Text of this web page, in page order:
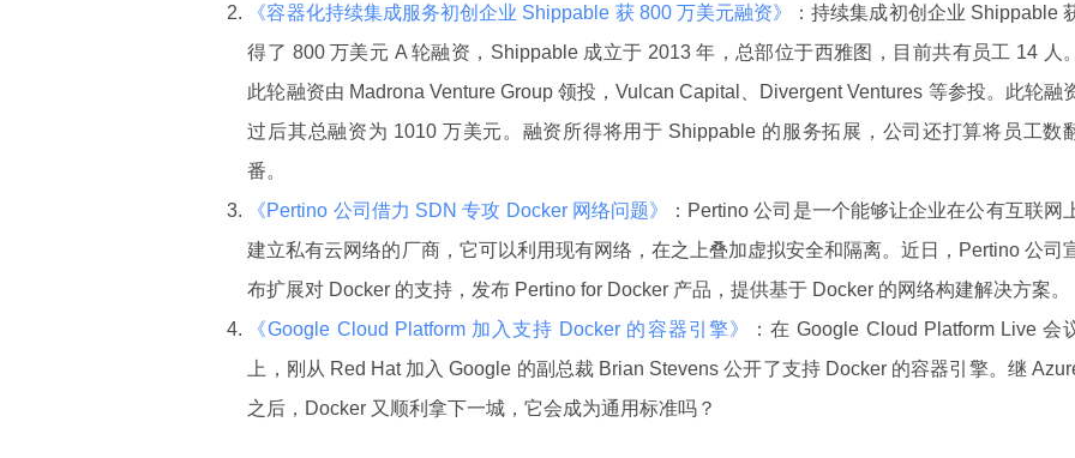
《容器化持续集成服务初创企业 Shippable 获 800 万美元融资》
：持续集成初创企业 Shippable
得了 800 万美元 A 轮融资，Shippable 成立于 2013 年，总部位于西雅图，目前共有员工 14 人。
此轮融资由 Madrona Venture Group 领投，Vulcan Capital、Divergent Ventures 等参投。此轮融
过后其总融资为 1010 万美元。融资所得将用于 Shippable 的服务拓展，公司还打算将员工数
番。
《Pertino 公司借力 SDN 专攻 Docker 网络问题》
：Pertino 公司是一个能够让企业在公有互联网
建立私有云网络的厂商，它可以利用现有网络，在之上叠加虚拟安全和隔离。近日，Pertino 公司
布扩展对 Docker 的支持，发布 Pertino for Docker 产品，提供基于 Docker 的网络构建解决方案。
《Google Cloud Platform 加入支持 Docker 的容器引擎》
：在 Google Cloud Platform Live 会
上，刚从 Red Hat 加入 Google 的副总裁 Brian Stevens 公开了支持 Docker 的容器引擎。继
之后，Docker 又顺利拿下一城，它会成为通用标准吗？